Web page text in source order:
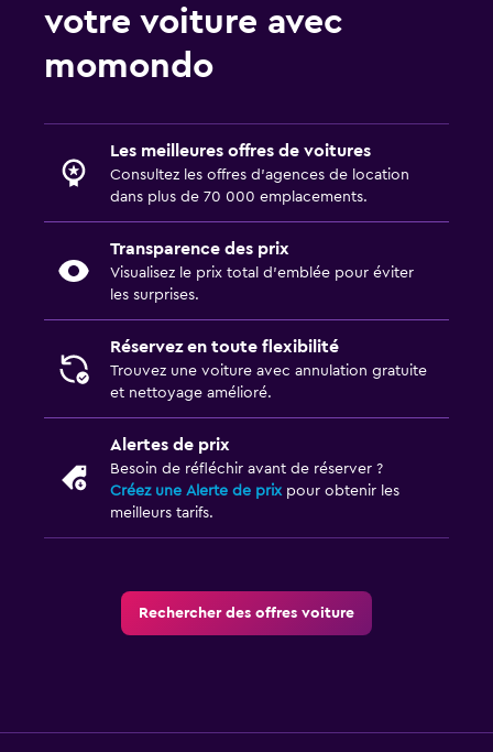
votre voiture avec
momondo
Les meilleures offres de voitures
Consultez les offres d’agences de location
dans plus de 70 000 emplacements.
Transparence des prix
Visualisez le prix total d’emblée pour éviter
les surprises.
Réservez en toute flexibilité
Trouvez une voiture avec annulation gratuite
et nettoyage amélioré.
Alertes de prix
Besoin de réfléchir avant de réserver ?
Créez une Alerte de prixpour obtenir les
meilleurs tarifs.
Rechercher des offres voiture